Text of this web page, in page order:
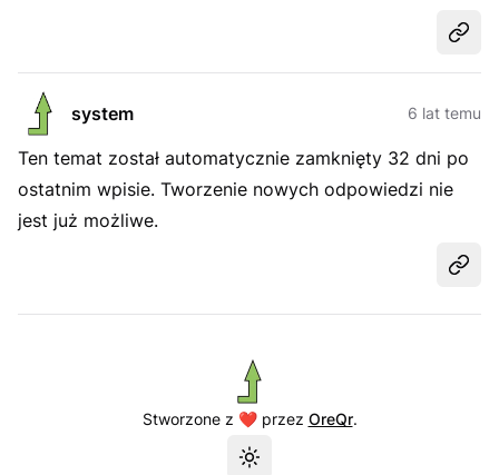
system 6 lat temu
Ten temat został automatycznie zamknięty 32 dni po
ostatnim wpisie. Tworzenie nowych odpowiedzi nie
jest już możliwe.
Stworzone z ❤️ przez OreQr.
Przełącz motyw